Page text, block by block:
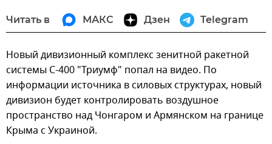
Читать в МАКС Дзен Telegram
Новый дивизионный комплекс зенитной ракетной
системы С-400 "Триумф" попал на видео. По
информации источника в силовых структурах, новый
дивизион будет контролировать воздушное
пространство над Чонгаром и Армянском на границе
Крыма с Украиной.